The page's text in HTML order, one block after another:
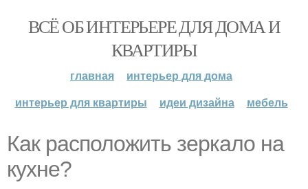
ВСЁ ОБ ИНТЕРЬЕРЕ ДЛЯ ДОМА И
КВАРТИРЫ
главная
интерьер для дома
интерьер для квартиры
идеи дизайна мебель
Как расположить зеркало на
кухне?